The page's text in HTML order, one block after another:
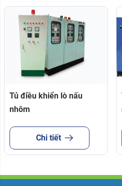
Tủ điều khiển lò nấu
nhôm
Chi tiết